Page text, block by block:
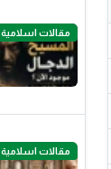
مقالات اسلامية
مقالات اسلامية